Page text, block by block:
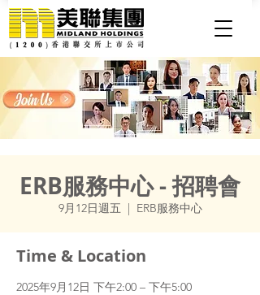
ERB服務中心 - 招聘會
9月12日週五
  |
ERB服務中心
Time & Location
2025年9月12日 下午2:00 – 下午5:00